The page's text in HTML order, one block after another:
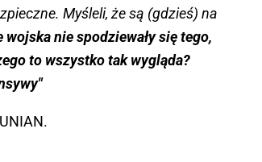
Myśleli, że są (gdzieś) na
wojska nie spodziewały się tego,
to wszystko tak wygląda?